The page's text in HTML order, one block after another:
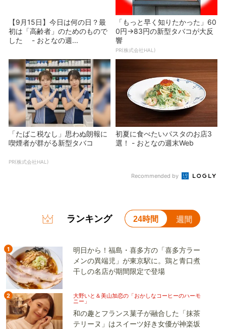
【9月15日】今日は何の日？最
初は「高齢者」のためのもので
した - おとなの週...
「もっと早く知りたかった」60
0円→83円の新型タバコが大反
響
PR(株式会社HAL)
「たばこ税なし」思わぬ朗報に
喫煙者が群がる新型タバコ
PR(株式会社HAL)
初夏に食べたいパスタのお店3
選！ - おとなの週末Web
Recommended by
ランキング 24時間 週間
1
明日から！福島・喜多方の「喜多方ラー
メンの異端児」が東京駅に。鶏と青口煮
干しの名店が期間限定で登場
2
大野いと＆美山加恋の「おかしなコーヒーのハーモ
ニー」
和の趣とフランス菓子が融合した「抹茶
テリーヌ」はスイーツ好き女優が神楽坂